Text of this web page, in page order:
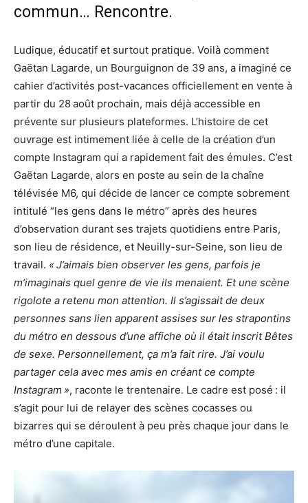
commun… Rencontre.
Ludique, éducatif et surtout pratique. Voilà comment
Gaëtan Lagarde, un Bourguignon de 39 ans, a imaginé ce
cahier d’activités post-vacances officiellement en vente à
partir du 28 août prochain, mais déjà accessible en
prévente sur plusieurs plateformes. L’histoire de cet
ouvrage est intimement liée à celle de la création d’un
compte Instagram qui a rapidement fait des émules. C’est
Gaëtan Lagarde, alors en poste au sein de la chaîne
télévisée M6, qui décide de lancer ce compte sobrement
intitulé “les gens dans le métro” après des heures
d’observation durant ses trajets quotidiens entre Paris,
son lieu de résidence, et Neuilly-sur-Seine, son lieu de
travail. « J’aimais bien observer les gens, parfois je
m’imaginais quel genre de vie ils menaient. Et une scène
rigolote a retenu mon attention. Il s’agissait de deux
personnes sans lien apparent assises sur les strapontins
du métro en dessous d’une affiche où il était inscrit Bêtes
de sexe. Personnellement, ça m’a fait rire. J’ai voulu
partager cela avec mes amis en créant ce compte
Instagram », raconte le trentenaire. Le cadre est posé : il
s’agit pour lui de relayer des scènes cocasses ou
bizarres qui se déroulent à peu près chaque jour dans le
métro d’une capitale.